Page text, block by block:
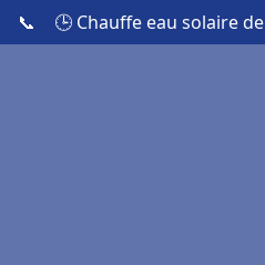
📞 🕒 Chauffe eau solaire